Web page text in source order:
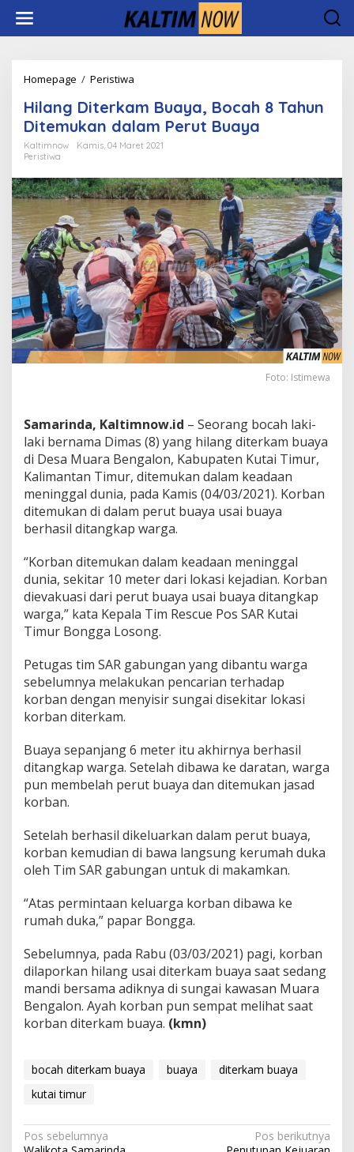
konten
Homepage / Peristiwa
Buaya,
Bocah
8
Tahun
dalam
Perut
Buaya
Hilang Diterkam Buaya, Bocah 8 Tahun
Ditemukan dalam Perut Buaya
Kaltimnow
Kamis, 04 Maret 2021
Peristiwa
Foto: Istimewa
Samarinda, Kaltimnow.id – Seorang bocah laki-
laki bernama Dimas (8) yang hilang diterkam buaya
di Desa Muara Bengalon, Kabupaten Kutai Timur,
Kalimantan Timur, ditemukan dalam keadaan
meninggal dunia, pada Kamis (04/03/2021). Korban
ditemukan di dalam perut buaya usai buaya
berhasil ditangkap warga.
“Korban ditemukan dalam keadaan meninggal
dunia, sekitar 10 meter dari lokasi kejadian. Korban
dievakuasi dari perut buaya usai buaya ditangkap
warga,” kata Kepala Tim Rescue Pos SAR Kutai
Timur Bongga Losong.
Petugas tim SAR gabungan yang dibantu warga
sebelumnya melakukan pencarian terhadap
korban dengan menyisir sungai disekitar lokasi
korban diterkam.
Buaya sepanjang 6 meter itu akhirnya berhasil
ditangkap warga. Setelah dibawa ke daratan, warga
pun membelah perut buaya dan ditemukan jasad
korban.
Setelah berhasil dikeluarkan dalam perut buaya,
korban kemudian di bawa langsung kerumah duka
oleh Tim SAR gabungan untuk di makamkan.
“Atas permintaan keluarga korban dibawa ke
rumah duka,” papar Bongga.
Sebelumnya, pada Rabu (03/03/2021) pagi, korban
dilaporkan hilang usai diterkam buaya saat sedang
mandi bersama adiknya di sungai kawasan Muara
Bengalon. Ayah korban pun sempat melihat saat
korban diterkam buaya. (kmn)
bocah diterkam buaya buaya
diterkam buaya
kutai timur
Navigasi
Pos sebelumnya
Pos berikutnya